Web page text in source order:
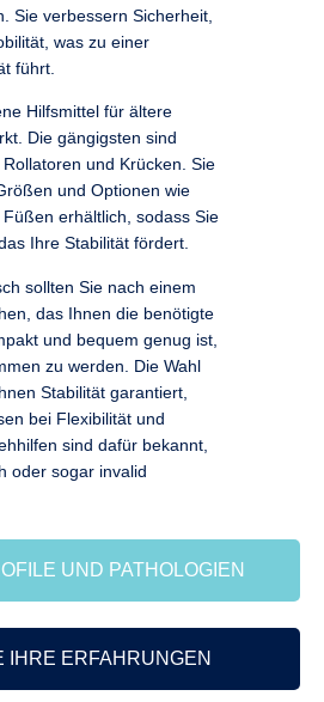
UND PATHOLOGIEN
IHRE ERFAHRUNGEN
Sie verbessern Sicherheit,
was zu einer
führt.
Hilfsmittel für ältere
Die gängigsten sind
und Krücken. Sie
und Optionen wie
erhältlich, sodass Sie
Ihre Stabilität fördert.
sollten Sie nach einem
das Ihnen die benötigte
und bequem genug ist,
zu werden. Die Wahl
Stabilität garantiert,
bei Flexibilität und
sind dafür bekannt,
oder sogar invalid